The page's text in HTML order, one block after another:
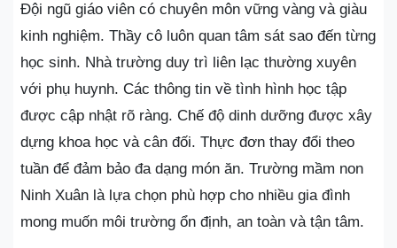
Đội ngũ giáo viên có chuyên môn vững vàng và giàu
kinh nghiệm. Thầy cô luôn quan tâm sát sao đến từng
học sinh. Nhà trường duy trì liên lạc thường xuyên
với phụ huynh. Các thông tin về tình hình học tập
được cập nhật rõ ràng. Chế độ dinh dưỡng được xây
dựng khoa học và cân đối. Thực đơn thay đổi theo
tuần để đảm bảo đa dạng món ăn. Trường mầm non
Ninh Xuân là lựa chọn phù hợp cho nhiều gia đình
mong muốn môi trường ổn định, an toàn và tận tâm.